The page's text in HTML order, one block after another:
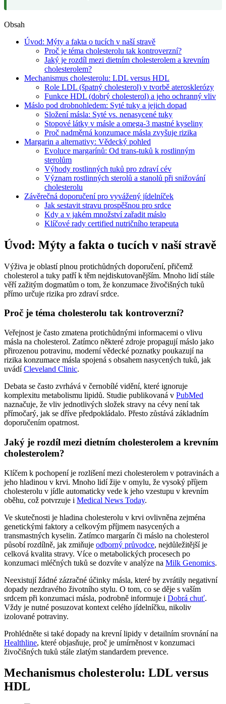
Obsah
Úvod: Mýty a fakta o tucích v naší stravě
Proč je téma cholesterolu tak kontroverzní?
Jaký je rozdíl mezi dietním cholesterolem a krevním
cholesterolem?
Mechanismus cholesterolu: LDL versus HDL
Role LDL (špatný cholesterol) v tvorbě aterosklerózy
Funkce HDL (dobrý cholesterol) a jeho ochranný vliv
Máslo pod drobnohledem: Syté tuky a jejich dopad
Složení másla: Syté vs. nenasycené tuky
Stopové látky v másle a omega-3 mastné kyseliny
Proč nadměrná konzumace másla zvyšuje rizika
Margarin a alternativy: Vědecký pohled
Evoluce margarínů: Od trans-tuků k rostlinným
sterolům
Výhody rostlinných tuků pro zdraví cév
Význam rostlinných sterolů a stanolů při snižování
cholesterolu
Závěrečná doporučení pro vyvážený jídelníček
Jak sestavit stravu prospěšnou pro srdce
Kdy a v jakém množství zařadit máslo
Klíčové rady certified nutričního terapeuta
Úvod: Mýty a fakta o tucích v naší stravě
Výživa je oblastí plnou protichůdných doporučení, přičemž
cholesterol a tuky patří k těm nejdiskutovanějším. Mnoho lidí stále
věří zažitým dogmatům o tom, že konzumace živočišných tuků
přímo určuje rizika pro zdraví srdce.
Proč je téma cholesterolu tak kontroverzní?
Veřejnost je často zmatena protichůdnými informacemi o vlivu
másla na cholesterol. Zatímco některé zdroje propagují máslo jako
přirozenou potravinu, moderní vědecké poznatky poukazují na
rizika konzumace másla spojená s obsahem nasycených tuků, jak
uvádíCleveland Clinic.
Debata se často zvrhává v černobílé vidění, které ignoruje
komplexitu metabolismu lipidů. Studie publikovaná v PubMed
naznačuje, že vliv jednotlivých složek stravy na cévy není tak
přímočarý, jak se dříve předpokládalo. Přesto zůstává základním
doporučením opatrnost.
Jaký je rozdíl mezi dietním cholesterolem a krevním
cholesterolem?
Klíčem k pochopení je rozlišení mezi cholesterolem v potravinách a
jeho hladinou v krvi. Mnoho lidí žije v omylu, že vysoký příjem
cholesterolu v jídle automaticky vede k jeho vzestupu v krevním
oběhu, což potvrzuje i Medical News Today.
Ve skutečnosti je hladina cholesterolu v krvi ovlivněna zejména
genetickými faktory a celkovým příjmem nasycených a
transmastných kyselin. Zatímco margarín či máslo na cholesterol
působí rozdílně, jak zmiňuje odborný průvodce, nejdůležitější je
celková kvalita stravy. Více o metabolických procesech po
konzumaci mléčných tuků se dozvíte v analýze na Milk Genomics.
Neexistují žádné zázračné účinky másla, které by zvrátily negativní
dopady nezdravého životního stylu. O tom, co se děje s vaším
srdcem při konzumaci másla, podrobně informuje i Dobrá chuť.
Vždy je nutné posuzovat kontext celého jídelníčku, nikoliv
izolované potraviny.
Prohlédněte si také dopady na krevní lipidy v detailním srovnání na
Healthline, které objasňuje, proč je umírněnost v konzumaci
živočišných tuků stále zlatým standardem prevence.
Mechanismus cholesterolu: LDL versus
HDL